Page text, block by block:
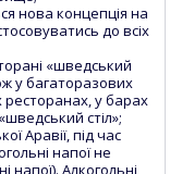
нова концепція на
до всіх
«шведський
у багаторазових
у барах
стіл»;
Аравії, під час
напої не
напої). Алкогольні